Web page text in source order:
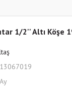
1/2'' Altı Köşe